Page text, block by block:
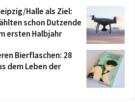
Halle als Ziel:
schon Dutzende
ersten Halbjahr
Bierflaschen: 28
dem Leben der